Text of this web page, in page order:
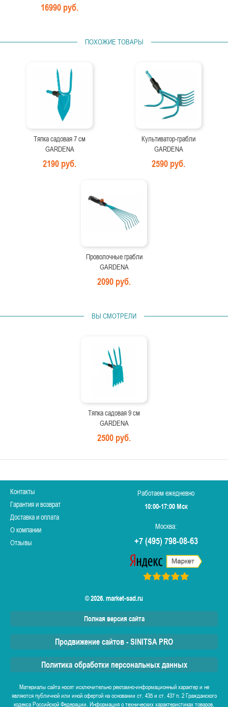
16990 руб.
ПОХОЖИЕ ТОВАРЫ
Тяпка садовая 7 см
GARDENA
2190 руб.
Культиватор-грабли
GARDENA
2590 руб.
Проволочные грабли
GARDENA
2090 руб.
ВЫ СМОТРЕЛИ
Тяпка садовая 9 см
GARDENA
2500 руб.
Контакты
Гарантия и возврат
Доставка и оплата
О компании
Отзывы
Работаем ежедневно
10:00-17:00 Мск
Москва:
+7 (495) 798-08-63
© 2026. market-sad.ru
Полная версия сайта
Продвижение сайтов - SINITSA PRO
Политика обработки персональных данных
Материалы сайта носят исключительно рекламно-информационный характер и не
являются публичной или иной офертой на основании ст. 435 и ст. 437 п. 2 Гражданского
кодекса Российской Федерации. Информация о технических характеристиках товаров,